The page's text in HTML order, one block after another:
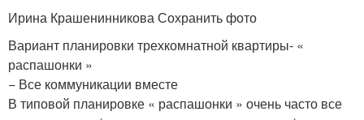
Ирина Крашенинникова Сохранить фото
Вариант планировки трехкомнатной квартиры- «
распашонки »
− Все коммуникации вместе
В типовой планировке « распашонки » очень часто все